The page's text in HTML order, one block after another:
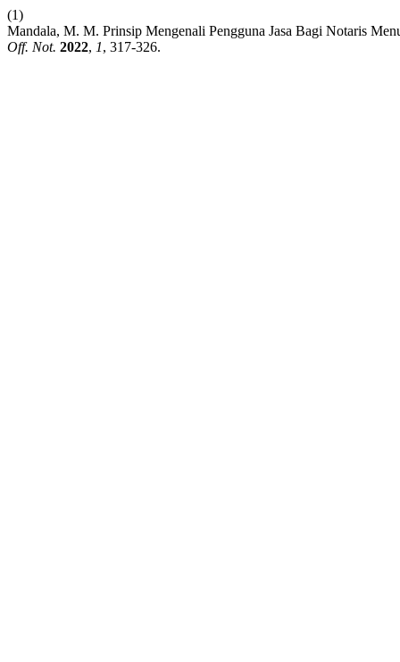
(1)
Mandala, M. M. Prinsip Mengenali Pengguna Jasa Bagi Notaris
Off. Not. 2022, 1, 317-326.